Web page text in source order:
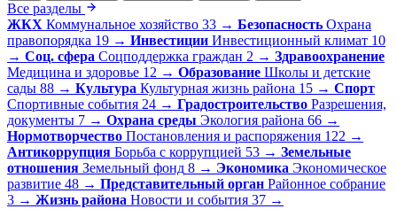
Все разделы
ЖКХ Коммунальное хозяйство 33 → Безопасность Охрана
правопорядка 19 → Инвестиции Инвестиционный климат 10
→ Соц. сфера Соцподдержка граждан 2 → Здравоохранение
Медицина и здоровье 12 → Образование Школы и детские
сады 88 → Культура Культурная жизнь района 15 → Спорт
Спортивные события 24 → Градостроительство Разрешения,
документы 7 → Охрана среды Экология района 66 →
Нормотворчество Постановления и распоряжения 122 →
Антикоррупция Борьба с коррупцией 53 → Земельные
отношения Земельный фонд 8 → Экономика Экономическое
развитие 48 → Представительный орган Районное собрание
3 → Жизнь района Новости и события 37 →